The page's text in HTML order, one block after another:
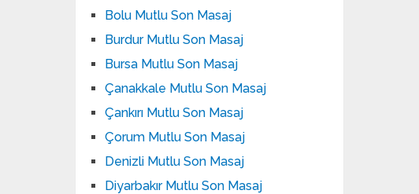
Bolu Mutlu Son Masaj
Burdur Mutlu Son Masaj
Bursa Mutlu Son Masaj
Çanakkale Mutlu Son Masaj
Çankırı Mutlu Son Masaj
Çorum Mutlu Son Masaj
Denizli Mutlu Son Masaj
Diyarbakır Mutlu Son Masaj